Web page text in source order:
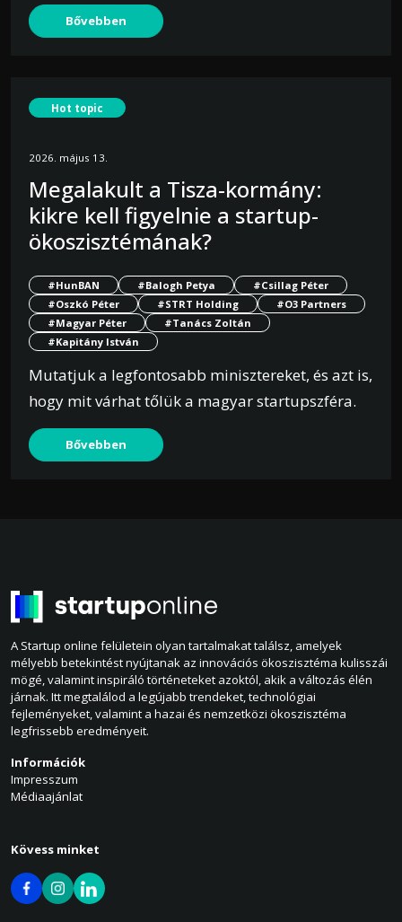
Bővebben
Hot topic
2026. május 13.
Megalakult a Tisza-kormány:
kikre kell figyelnie a startup-
ökoszisztémának?
#HunBAN #Balogh Petya
#Csillag Péter
#Oszkó Péter
#STRT Holding
#O3 Partners
#Magyar Péter
#Tanács Zoltán
#Kapitány István
Mutatjuk a legfontosabb minisztereket, és azt is,
hogy mit várhat tőlük a magyar startupszféra.
Bővebben
A Startup online felületein olyan tartalmakat találsz, amelyek
mélyebb betekintést nyújtanak az innovációs ökoszisztéma kulisszái
mögé, valamint inspiráló történeteket azoktól, akik a változás élén
járnak. Itt megtalálod a legújabb trendeket, technológiai
fejleményeket, valamint a hazai és nemzetközi ökoszisztéma
legfrissebb eredményeit.
Információk
Impresszum
Médiaajánlat
Kövess minket